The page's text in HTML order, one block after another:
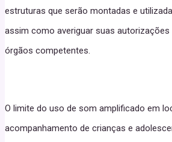
estruturas que serão montadas e
assim como averiguar suas
órgãos competentes.
O limite do uso de som amplificado em
acompanhamento de crianças e